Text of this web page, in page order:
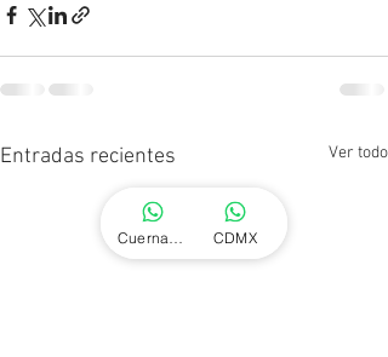
Entradas recientes Ver todo
CDMX